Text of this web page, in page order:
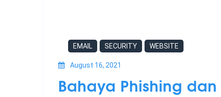
EMAIL SECURITY WEBSITE
August 16, 2021
Bahaya Phishing